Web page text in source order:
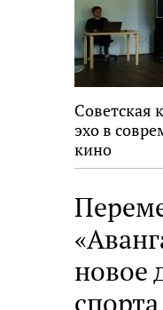
Советская
эхо в
кино
новое